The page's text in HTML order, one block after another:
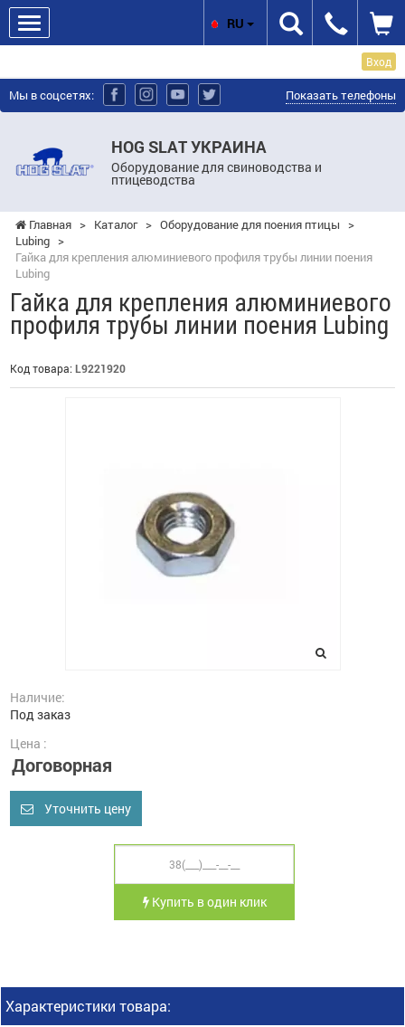
Вход
Мы в соцсетях: Показать телефоны
HOG SLAT УКРАИНА
Оборудование для свиноводства и
птицеводства
RU
Главная > Каталог > Оборудование для поения птицы
>
Lubing >
Гайка для крепления алюминиевого профиля трубы линии поения
Lubing
Гайка для крепления алюминиевого
профиля трубы линии поения Lubing
Код товара: L9221920
Наличие:
Под заказ
Цена :
Договорная
Уточнить цену
Купить в один клик
Характеристики товара: